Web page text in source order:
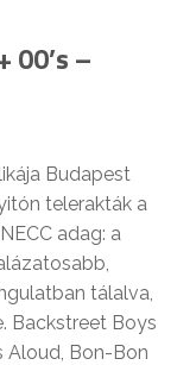
00’s –
Budapest
telerakták a
adag: a
tálalva,
Backstreet Boys
Aloud, Bon-Bon